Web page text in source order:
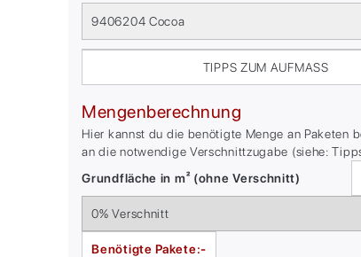
9406204 Cocoa
TIPPS ZUM AUFMASS
Mengenberechnung
Hier kannst du die benötigte Menge an Paketen
an die notwendige Verschnittzugabe (siehe:
Grundfläche in m² (ohne Verschnitt)
Benötigte Pakete:-